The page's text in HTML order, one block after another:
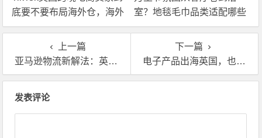
底要不要布局海外仓，海外
仓优势分析！
室？地毯毛巾品类适配哪些
海外仓服务？
上一篇
亚马逊物流新解法：英国海外仓如何承接户外器材的出海需求
下一篇
电子产品出海英国，也许你没想过海外仓还能这么用
发表评论